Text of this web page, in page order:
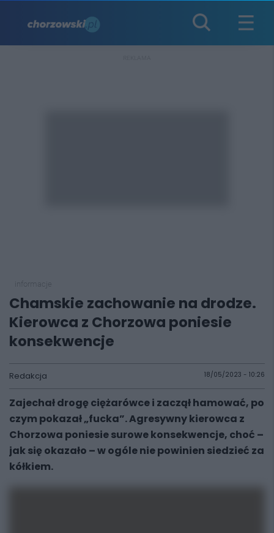
Chamskie zachowanie na drodze.
Kierowca z Chorzowa poniesie
konsekwencje
Redakcja 18/05/2023 - 10:26
Zajechał drogę ciężarówce i zaczął hamować, po
czym pokazał „fucka”. Agresywny kierowca z
Chorzowa poniesie surowe konsekwencje, choć –
jak się okazało – w ogóle nie powinien siedzieć za
kółkiem.